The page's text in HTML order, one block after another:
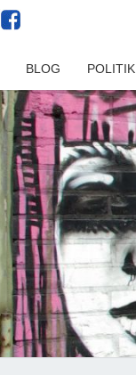
BLOG POLITIK